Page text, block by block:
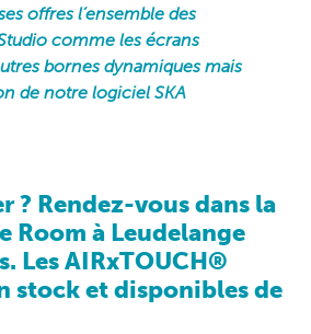
offres l’ensemble des
comme les écrans
bornes dynamiques mais
de notre logiciel SKA
? Rendez-vous dans la
Room à Leudelange
Les AIRxTOUCH®
stock et disponibles de